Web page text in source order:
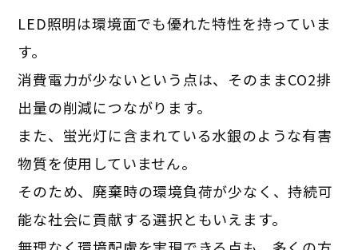
LED照明は環境面でも優れた特性を持っていま
す。
消費電力が少ないという点は、そのままCO2排
出量の削減につながります。
また、蛍光灯に含まれている水銀のような有害
物質を使用していません。
そのため、廃棄時の環境負荷が少なく、持続可
能な社会に貢献する選択ともいえます。